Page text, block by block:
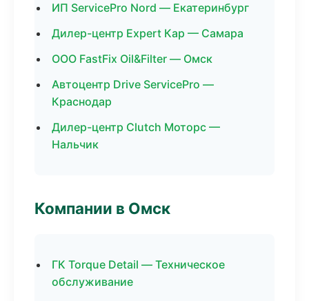
ИП ServicePro Nord — Екатеринбург
Дилер-центр Expert Кар — Самара
ООО FastFix Oil&Filter — Омск
Автоцентр Drive ServicePro —
Краснодар
Дилер-центр Clutch Моторс —
Нальчик
Компании в Омск
ГК Torque Detail — Техническое
обслуживание